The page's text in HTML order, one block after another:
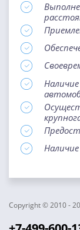
Copyright © 2010 -